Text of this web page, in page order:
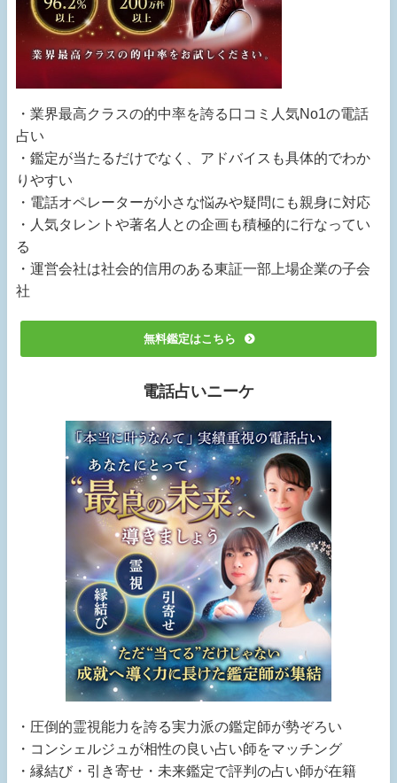
・業界最高クラスの的中率を誇る口コミ人気No1の電話
占い
・鑑定が当たるだけでなく、アドバイスも具体的でわか
りやすい
・電話オペレーターが小さな悩みや疑問にも親身に対応
・人気タレントや著名人との企画も積極的に行なってい
る
・運営会社は社会的信用のある東証一部上場企業の子会
社
無料鑑定はこちら
電話占いニーケ
・圧倒的霊視能力を誇る実力派の鑑定師が勢ぞろい
・コンシェルジュが相性の良い占い師をマッチング
・縁結び・引き寄せ・未来鑑定で評判の占い師が在籍